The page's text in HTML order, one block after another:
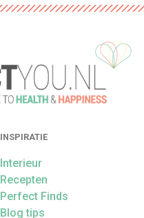
INSPIRATIE
Interieur
Recepten
Perfect Finds
Blog tips